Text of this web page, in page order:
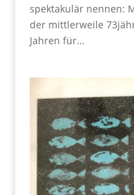
spektakulär nennen:
der mittlerweile
Jahren für...